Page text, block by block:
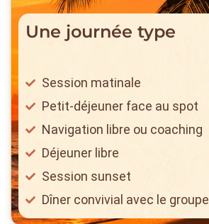
Une journée type
Session matinale
Petit-déjeuner face au spot
Navigation libre ou coaching
Déjeuner libre
Session sunset
Dîner convivial avec le groupe